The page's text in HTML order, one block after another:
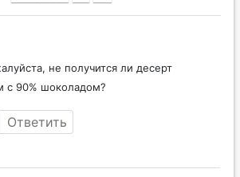
не получится ли десерт
с 90% шоколадом?
Ответить